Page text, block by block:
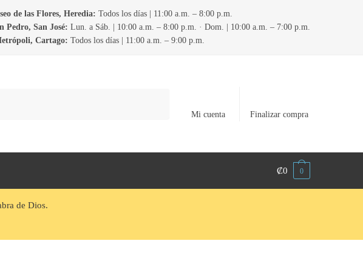
de las Flores, Heredia: Todos los días | 11:00 a.m. – 8:00 p.m.
Pedro, San José: Lun. a Sáb. | 10:00 a.m. – 8:00 p.m. · Dom. | 10:00 a.m. – 7:00 p.m.
Cartago: Todos los días | 11:00 a.m. – 9:00 p.m.
Mi cuenta Finalizar compra
₡0 0
de Dios.